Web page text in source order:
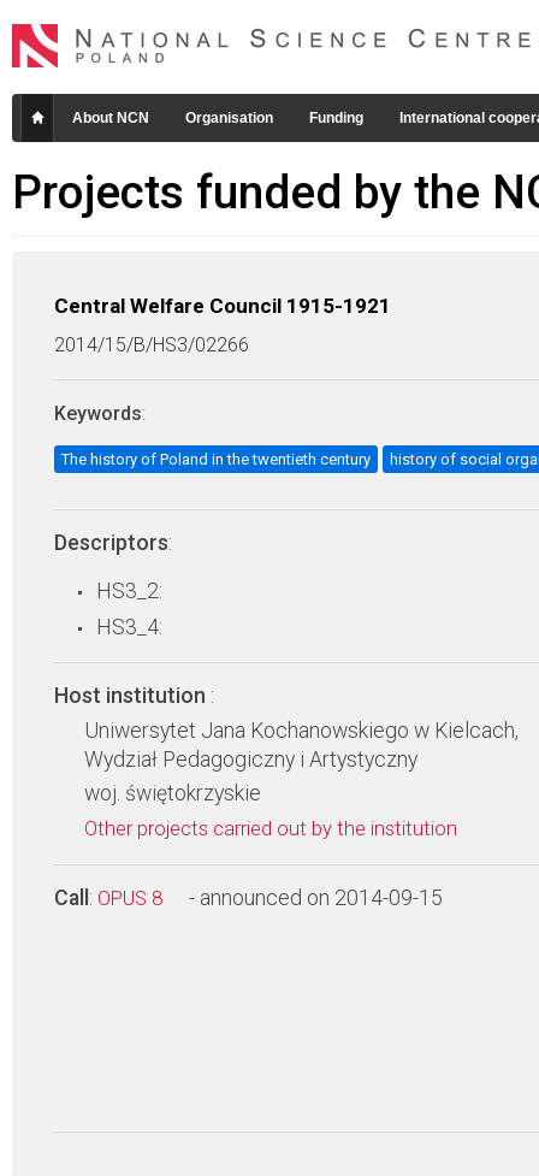
About NCN Organisation Funding International
Projects funded by the
Central Welfare Council 1915-1921
2014/15/B/HS3/02266
Keywords:
The history of Poland in the twentieth century history of social
Descriptors:
HS3_2:
HS3_4:
Host institution :
Uniwersytet Jana Kochanowskiego w Kielcach,
Wydział Pedagogiczny i Artystyczny
woj. świętokrzyskie
Other projects carried out by the institution
Call : OPUS 8 - announced on 2014-09-15